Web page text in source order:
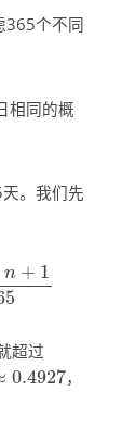
365个不同
相同的概
。我们先
n + 1
365
超过
0.4927，